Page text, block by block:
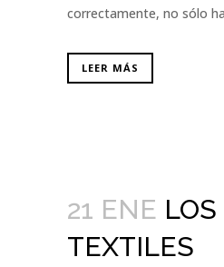
correctamente, no sólo
LEER MÁS
21 ENE LOS
TEXTILES